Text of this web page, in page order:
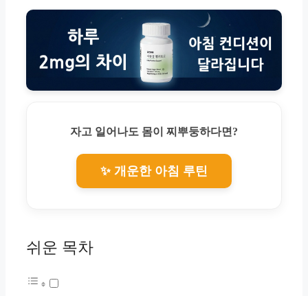
자고 일어나도 몸이 찌뿌둥하다면?
✨ 개운한 아침 루틴
쉬운 목차